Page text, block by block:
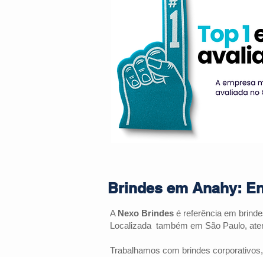
Brindes em Anahy:
A Nexo Brindes é referência em
Localizada também em São Paulo,
Trabalhamos com brindes